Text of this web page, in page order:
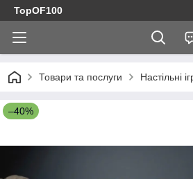
TopOF100
Товари та послуги Настільні
–40%